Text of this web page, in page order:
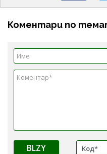
Коментари по
BLZY